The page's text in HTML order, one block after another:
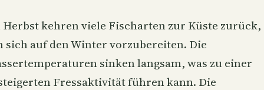
kehren viele Fischarten zur Küste zurück,
sich auf den Winter vorzubereiten. Die
sinken langsam, was zu einer
Fressaktivität führen kann. Die